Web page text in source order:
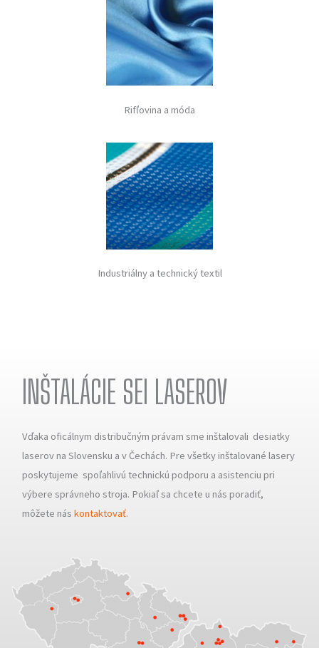
Rifľovina a móda
Industriálny a technický textil
INŠTALÁCIE SEI LASEROV
Vďaka oficálnym distribučným právam sme inštalovali desiatky
laserov na Slovensku a v Čechách. Pre všetky inštalované lasery
poskytujeme spoľahlivú technickú podporu a asistenciu pri
výbere správneho stroja. Pokiaľ sa chcete u nás poradiť,
môžete náskontaktovať.